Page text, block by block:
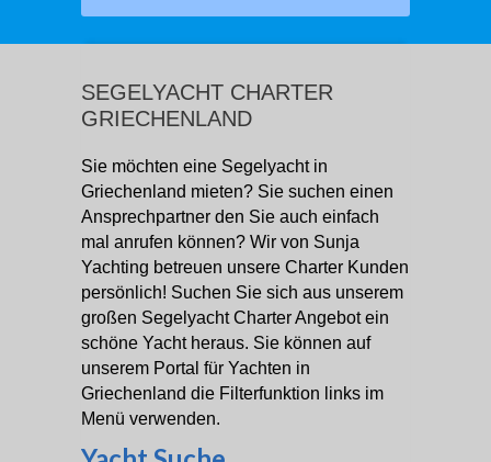
SEGELYACHT CHARTER
KATAMARAN CHARTER
MOTORYACHT CHARTER
MARINAS GRIECHENLAND
SEGELYACHT CHARTER
GRIECHENLAND
Sie möchten eine Segelyacht in
Griechenland mieten? Sie suchen einen
Ansprechpartner den Sie auch einfach
mal anrufen können? Wir von Sunja
Yachting betreuen unsere Charter Kunden
persönlich! Suchen Sie sich aus unserem
großen Segelyacht Charter Angebot ein
schöne Yacht heraus. Sie können auf
unserem Portal für Yachten in
Griechenland die Filterfunktion links im
Menü verwenden.